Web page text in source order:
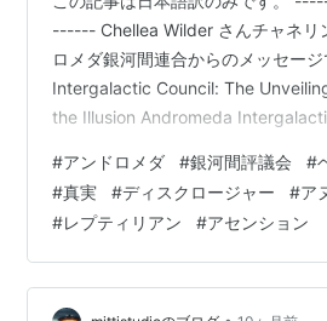
------ Chellea Wilder さんチャネリ
ロメダ銀河間連合からのメッセー
Intergalactic Council: The
the Illusion Andromeda
言語選択（機械翻訳）ができます。
の場…
#アンドロメダ #銀河間評議会 #
#真実 #ディスクロージャー #ア
#レプティリアン #アセンション